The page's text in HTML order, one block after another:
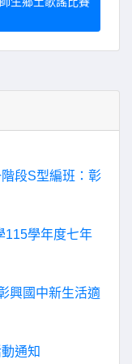
段S型編班：彰
115學年度七年
興國中新生活適
通知